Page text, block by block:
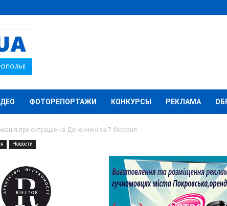
ФОТОРЕПОРТАЖИ КОНКУРСЫ РЕКЛАМА
про ситуацію на Донеччині за 7 березня
Новости
про ситуацію на